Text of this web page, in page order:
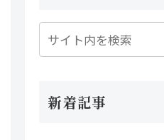
新着記事